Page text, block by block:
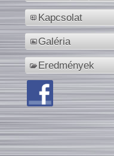
Kapcsolat
Galéria
Eredmények